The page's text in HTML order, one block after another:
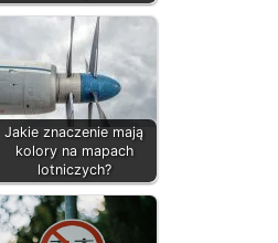
Jakie znaczenie mają
kolory na mapach
lotniczych?